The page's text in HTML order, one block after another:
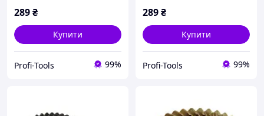
289₴
Купити
Profi-Tools 99%
289₴
Купити
Profi-Tools 99%